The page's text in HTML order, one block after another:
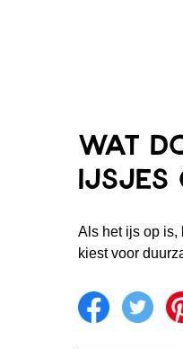
Wat
ijsjes
Als het ijs op is,
kiest voor
Share on